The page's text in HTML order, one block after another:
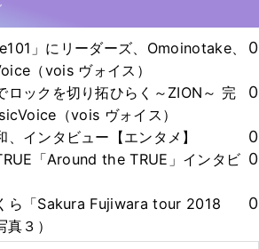
」にリーダーズ、Omoinotake、
（vois ヴォイス）
0
ロックを切り拓ひらく～ZION～ 完
（vois ヴォイス）
0
、インタビュー【エンタメ】
0
「Around the TRUE」インタビ 0
ら「Sakura Fujiwara tour 2018
３）
0